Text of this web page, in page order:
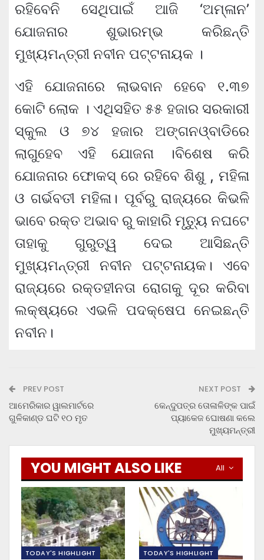
ରହିବେନି ସେଥିପାଇଁ ଆଜି ‘ଅମ୍ଳାନ’
ଯୋଜନାର ଶୁଭାରମ୍ଭ କରିଛନ୍ତି
ମୁଖ୍ୟମନ୍ତ୍ରୀ ନବୀନ ପଟ୍ଟନାୟକ ।
ଏହି ଯୋଜନାରେ ଲାଭବାନ ହେବେ ୧.୩୭
କୋଟି ଲୋକ । ଏଥିସହିତ ୫୫ ହଜାର ସରକାରୀ
ସ୍କୁଲ ଓ ୭୪ ହଜାର ଅଙ୍ଗନଓ୍ବାଡିରେ
ଲାଗୁହେବ ଏହି ଯୋଜନା ।ବିଶେଷ କରି
ଯୋଜନାର ଫୋକସ୍ ରେ ରହିବେ ଶିଶୁ , ମହିଳା
ଓ ଗର୍ଭବତୀ ମହିଳା। ପୂର୍ବରୁ ରାଜ୍ୟରେ କିଭଳି
ଭାବେ ରକ୍ତ ଅଭାବ ରୁ କାହାରି ମୃତ୍ୟୁ ନଘଟେ
ତାହାକୁ ଗୁରୁତ୍ୱ ଦେଇ ଆସିଛନ୍ତି
ମୁଖ୍ୟମନ୍ତ୍ରୀ ନବୀନ ପଟ୍ଟନାୟକ। ଏବେ
ରାଜ୍ୟରେ ରକ୍ତହୀନତା ରୋଗକୁ ଦୂର କରିବା
ଲକ୍ଷ୍ୟରେ ଏଭଳି ପଦକ୍ଷେପ ନେଇଛନ୍ତି
ନବୀନ।
PREV POST
ଆମେରିକାର ୱାଲମାର୍ଟରେ
ଗୁଳିକାଣ୍ଡ ଘଟି ୧୦ ମୃତ
NEXT POST
କେନ୍ଦୁପତ୍ର ତୋଳାଳିଙ୍କ ପାଇଁ
ପ୍ୟାକେଜ ଘୋଷଣା କଲେ
ମୁଖ୍ୟମନ୍ତ୍ରୀ
All
YOU MIGHT ALSO LIKE
TODAY'S HIGHLIGHT TODAY'S HIGHLIGHT